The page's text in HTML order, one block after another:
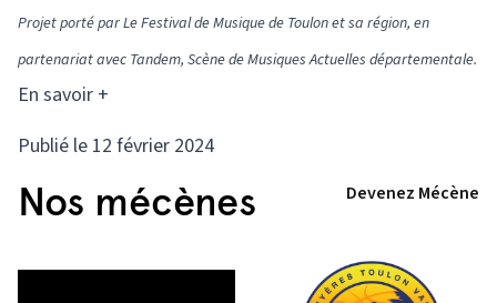
Projet porté par Le Festival de Musique de Toulon et sa région, en
partenariat avec Tandem, Scène de Musiques Actuelles départementale.
En savoir +
Publié le 12 février 2024
Nos mécènes Devenez Mécène